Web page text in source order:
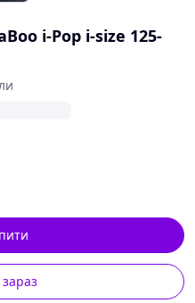
i-Pop i-size 125-